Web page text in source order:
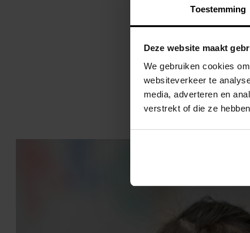
Toestemming
Deze website maakt
We gebruiken cookies
websiteverkeer te
media, adverteren en
verstrekt of die ze
Terug naar overzicht